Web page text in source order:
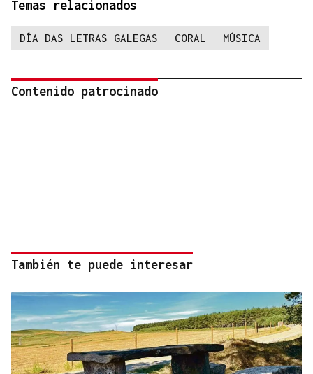
Temas relacionados
DÍA DAS LETRAS GALEGAS CORAL MÚSICA
Contenido patrocinado
También te puede interesar